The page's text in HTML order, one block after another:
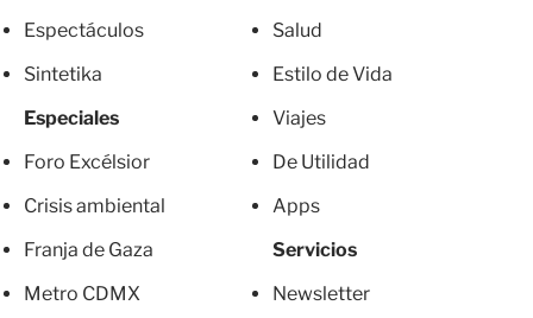
Espectáculos
Sintetika
Especiales
Foro Excélsior
Crisis ambiental
Franja de Gaza
Metro CDMX
Salud
Estilo de Vida
Viajes
De Utilidad
Apps
Servicios
Newsletter